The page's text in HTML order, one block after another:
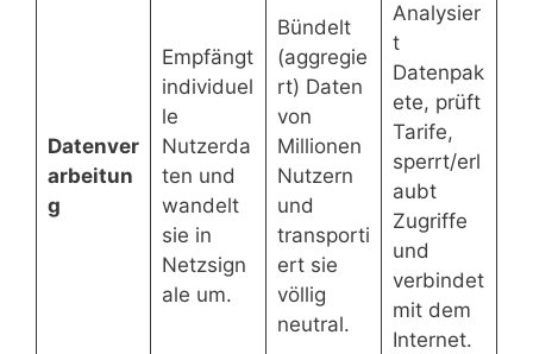
Datenver
arbeitun
g
Empfängt
individuel
le
Nutzerda
ten und
wandelt
sie in
Netzsign
ale um.
Bündelt
(aggregie
rt) Daten
von
Millionen
Nutzern
und
transporti
ert sie
völlig
neutral.
Analysier
t
Datenpak
ete, prüft
Tarife,
sperrt/erl
aubt
Zugriffe
und
verbindet
mit dem
Internet.